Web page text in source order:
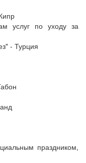
услуг по уходу за
- Турция
праздником,